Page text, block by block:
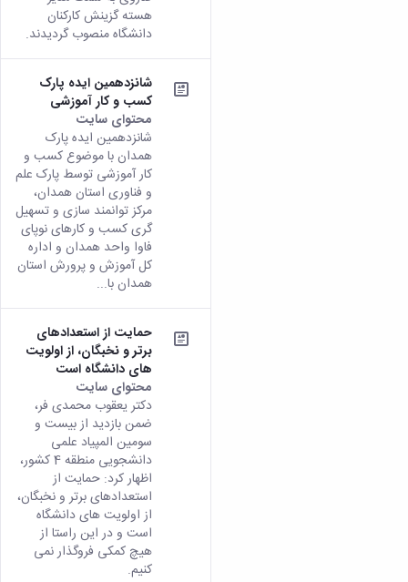
هسته گزینش کارکنان
دانشگاه منصوب گردیدند.
شانزدهمین ایده پارک
کسب و کار آموزشی
محتوای سایت
شانزدهمین ایده پارک
همدان با موضوع کسب و
کار آموزشی توسط پارک علم
و فناوری استان همدان،
مرکز توانمند سازی و تسهیل
گری کسب و کارهای نوپای
فاوا واحد همدان و اداره
کل آموزش و پرورش استان
همدان با...
حمایت از استعدادهای
برتر و نخبگان، از اولویت
های دانشگاه است
محتوای سایت
دکتر یعقوب محمدی فر،
ضمن بازدید از بیست و
سومین المپیاد علمی
دانشجویی منطقه 4 کشور،
اظهار کرد: حمایت از
استعدادهای برتر و نخبگان،
از اولویت های دانشگاه
است و در این راستا از
هیچ کمکی فروگذار نمی
کنیم.